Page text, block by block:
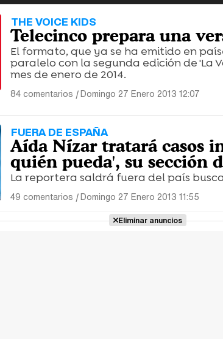
THE VOICE KIDS
Telecinco prepara una
El formato, que ya se ha emitido en
paralelo con la segunda edición de 'La
mes de enero de 2014.
84 comentarios |Domingo 27 Enero 2013 12:07
FUERA DE ESPAÑA
Aída Nízar tratará casos
quién pueda', su sección
La reportera saldrá fuera del país
49 comentarios |Domingo 27 Enero 2013 11:55
Eliminar anuncios